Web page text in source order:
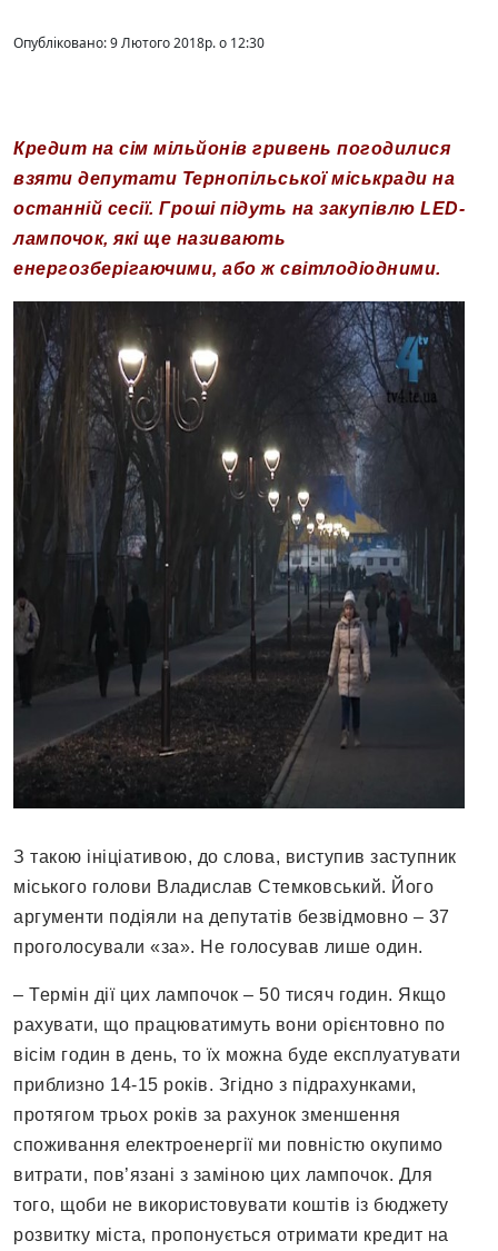
Опубліковано: 9 Лютого 2018р. о 12:30
Кредит на сім мільйонів гривень погодилися
взяти депутати Тернопільської міськради на
останній сесії. Гроші підуть на закупівлю LED-
лампочок, які ще називають
енергозберігаючими, або ж світлодіодними.
З такою ініціативою, до слова, виступив заступник
міського голови Владислав Стемковський. Його
аргументи подіяли на депутатів безвідмовно – 37
проголосували «за». Не голосував лише один.
– Термін дії цих лампочок – 50 тисяч годин. Якщо
рахувати, що працюватимуть вони орієнтовно по
вісім годин в день, то їх можна буде експлуатувати
приблизно 14-15 років. Згідно з підрахунками,
протягом трьох років за рахунок зменшення
споживання електроенергії ми повністю окупимо
витрати, пов’язані з заміною цих лампочок. Для
того, щоби не використовувати коштів із бюджету
розвитку міста, пропонується отримати кредит на